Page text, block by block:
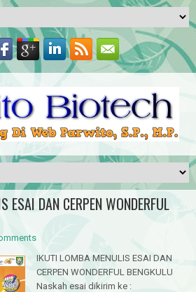
ESAI DAN CERPEN WONDERFUL
IKUTI LOMBA MENULIS ESAI DAN
CERPEN WONDERFUL BENGKULU
Naskah esai dikirim ke :